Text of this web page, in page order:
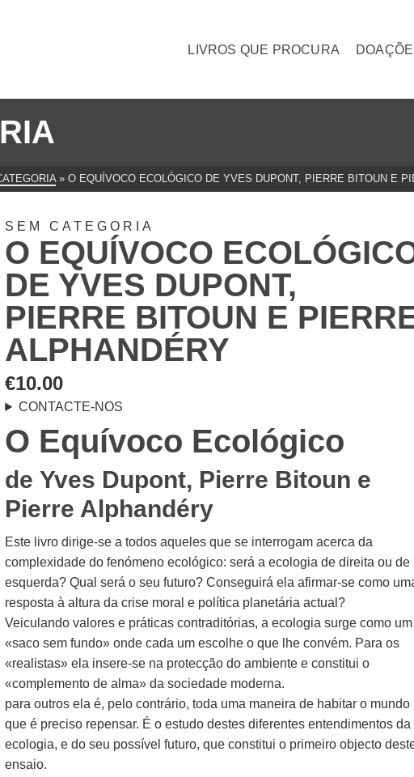
LIVROS QUE PROCURA
» O EQUÍVOCO ECOLÓGICO DE YVES DUPONT, PIERRE BITOUN E
SEM CATEGORIA
O EQUÍVOCO
DE YVES DUPONT,
PIERRE BITOUN E
ALPHANDÉRY
€10.00
CONTACTE-NOS
O Equívoco Ecológico
deYves Dupont, Pierre Bitoun e
Pierre Alphandéry
Este livro dirige-se a todos aqueles que se interrogam acerca da
complexidade do fenómeno ecológico: será a ecologia de direita ou de
esquerda? Qual será o seu futuro? Conseguirá ela afirmar-se como
resposta à altura da crise moral e política planetária actual?
Veiculando valores e práticas contraditórias, a ecologia surge como um
«saco sem fundo» onde cada um escolhe o que lhe convém. Para os
«realistas» ela insere-se na protecção do ambiente e constitui o
«complemento de alma» da sociedade moderna.
para outros ela é, pelo contrário, toda uma maneira de habitar o mundo
que é preciso repensar. É o estudo destes diferentes entendimentos da
ecologia, e do seu possível futuro, que constitui o primeiro objecto
ensaio.